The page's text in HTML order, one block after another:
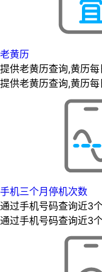
老黄历
提供老黄历查询,黄历
提供老黄历查询,黄历
手机三个月停机次数
通过手机号码查询近3
通过手机号码查询近3